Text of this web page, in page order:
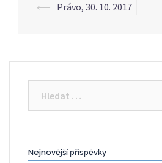
Post
⟵ Právo, 30. 10. 2017
Nejnovější příspěvky